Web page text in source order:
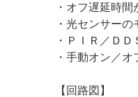
・オフ遅延時間
・光センサーの
・ＰＩＲ／Ｄ
・手動オン／オ
【回路図】